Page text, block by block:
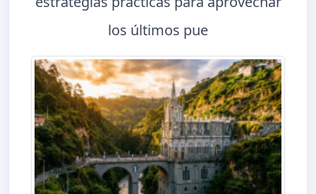
los últimos pue